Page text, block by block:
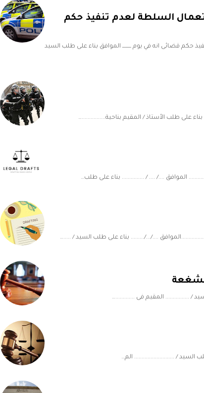
السلطة لعدم تنفيذ حكم
قضائى انه في يوم ـــــــــ الموافق بناء على طلب السيد
على طلب الأستاذ / المقيم بناحية................…
الموافق ..../ .... / ............... بناء على طلب…
..../.../......... بناء على طلب السيد / .....…
/ ................ المقيم فى .............…
السيد / ........................... الم…